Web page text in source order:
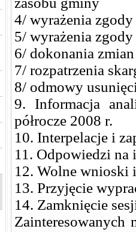
4/ wyrażenia
5/ wyrażenia
6/ dokonania
7/ rozpatrzenia
8/ odmowy
9. Informacja
półrocze 2008 r.
10. Interpelacje i
11. Odpowiedzi na
12. Wolne wnioski
13. Przyjęcie
14. Zamknięcie
Zainteresowanych